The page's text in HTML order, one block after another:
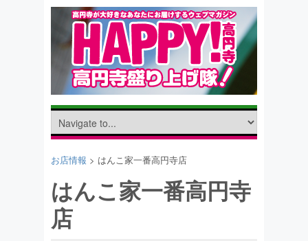
お店情報 > はんこ家一番高円寺店
はんこ家一番高円寺
店